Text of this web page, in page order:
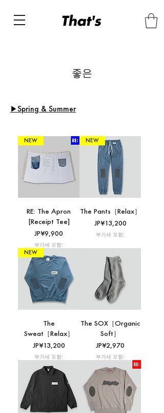
좋은
​▶Spring & Summer
NEW
RE: The Apron
[Receipt Tee]
가격
JP¥9,900
부가세 포함:
NEW
The Pants［Relax］
가격
JP¥13,200
부가세 포함:
NEW
The
Sweat［Relax］
가격
JP¥13,200
부가세 포함:
The SOX［Organic
Soft］
가격
JP¥2,970
부가세 포함: